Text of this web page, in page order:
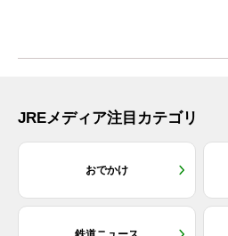
JREメディア注目カテゴリ
おでかけ